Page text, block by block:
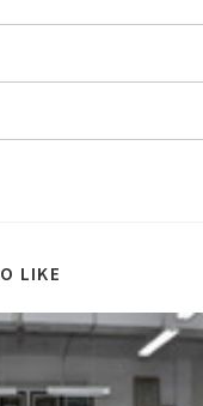
LIKE